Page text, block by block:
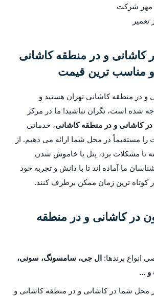
مهر شرکت
کاشانی و در منطقه کاشانی
و مناسب ترین قیمت
و در منطقه کاشانی تهران هستید و
شده است، نگران نباشید! ما در مرکز
در کاشانی و در منطقه کاشانی، خدماتی
را مستقیماً در محل شما ارائه می دهیم. از
تا مشکلات برد، پنل یا خاموش شدن
ما آماده اند تا با دانش و تجربه خود
ترین زمان ممکن برطرف کنند.
در کاشانی و در منطقه
برندها: ال جی، سامسونگ، سونی،
و ...
محل شما در کاشانی و در منطقه کاشانی و